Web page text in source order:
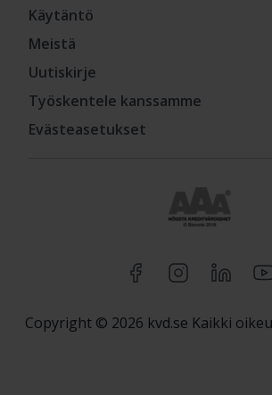
Käytäntö
Meistä
Uutiskirje
Työskentele kanssamme
Evästeasetukset
Copyright © 2026 kvd.se Kaikki